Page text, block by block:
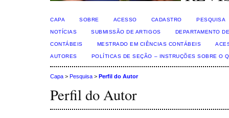
CAPA SOBRE ACESSO CADASTRO PESQUISA
NOTÍCIAS SUBMISSÃO DE ARTIGOS DEPARTAMENTO
CONTÁBEIS MESTRADO EM CIÊNCIAS CONTÁBEIS
AUTORES POLÍTICAS DE SEÇÃO – INSTRUÇÕES SOBRE O
Capa > Pesquisa > Perfil do Autor
Perfil do Autor